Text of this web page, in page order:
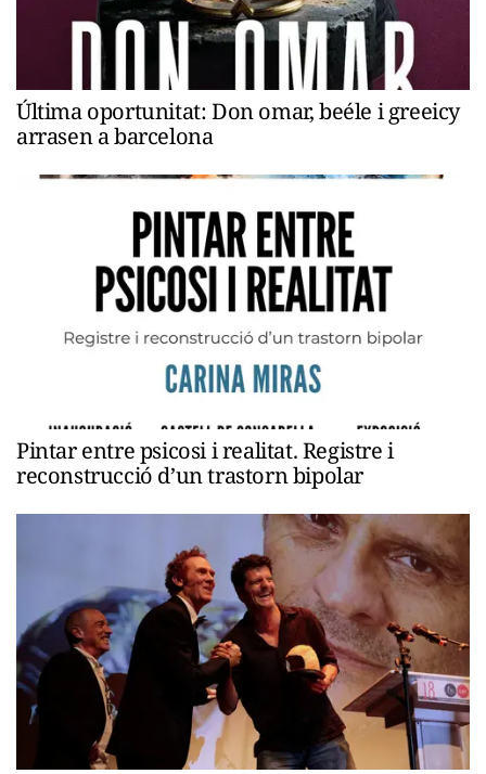
Última oportunitat: Don omar, beéle i greeicy
arrasen a barcelona
Pintar entre psicosi i realitat. Registre i
reconstrucció d’un trastorn bipolar